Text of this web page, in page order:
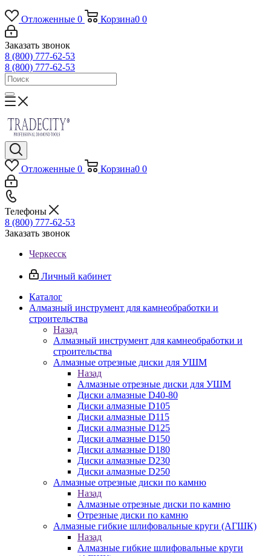
Отложенные 0 Корзина0 0
Заказать звонок
8 (800) 777-62-53
8 (800) 777-62-53
Отложенные 0 Корзина0 0
Телефоны
8 (800) 777-62-53
Заказать звонок
Черкесск
Личный кабинет
Каталог
Алмазный инструмент для камнеобработки и
строительства
Назад
Алмазный инструмент для камнеобработки и
строительства
Алмазные отрезные диски для УШМ
Назад
Алмазные отрезные диски для УШМ
Диски алмазные D40-80
Диски алмазные D105
Диски алмазные D115
Диски алмазные D125
Диски алмазные D150
Диски алмазные D180
Диски алмазные D230
Диски алмазные D250
Алмазные отрезные диски по камню
Назад
Алмазные отрезные диски по камню
Отрезные диски по камню
Алмазные гибкие шлифовальные круги (АГШК)
Назад
Алмазные гибкие шлифовальные круги